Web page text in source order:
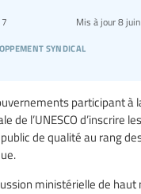
syndical
Mis à jour8
participant à
de l’UNESCO d’inscrire
de qualité au rang
ministérielle de